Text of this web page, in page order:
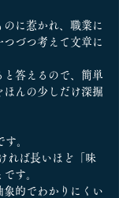
に惹かれ、職業に
つづつ考えて文章に
と答えるので、簡単
ほんの少しだけ深掘
。
れば長いほど「味
す。
象的でわかりにくい